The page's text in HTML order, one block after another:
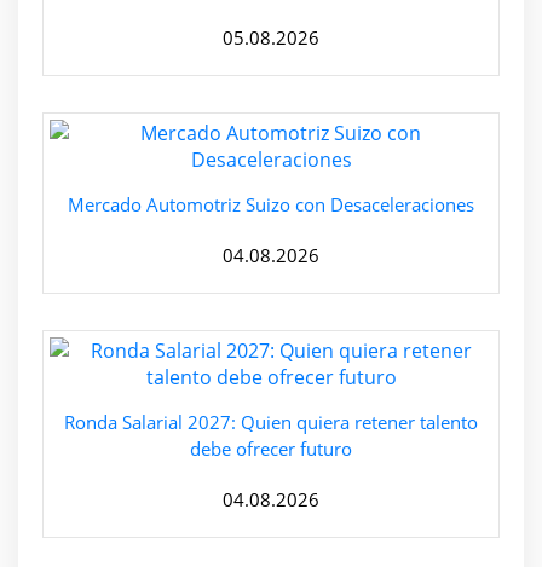
05.08.2026
Mercado Automotriz Suizo con Desaceleraciones
04.08.2026
Ronda Salarial 2027: Quien quiera retener talento
debe ofrecer futuro
04.08.2026